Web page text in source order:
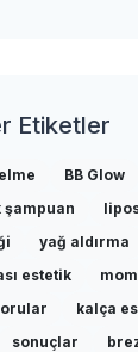
Etiketler
BB Glow
yağ aldırma
estetik
kalça
sonuçlar